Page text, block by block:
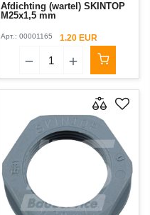
Afdichting (wartel) SKINTOP
M25x1,5 mm
Арт.: 00001165 1.20 EUR